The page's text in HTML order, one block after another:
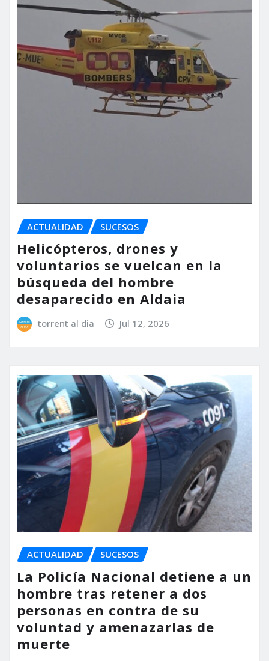
ACTUALIDAD SUCESOS
Helicópteros, drones y
voluntarios se vuelcan en la
búsqueda del hombre
desaparecido en Aldaia
torrent al dia Jul 12, 2026
ACTUALIDAD SUCESOS
La Policía Nacional detiene a un
hombre tras retener a dos
personas en contra de su
voluntad y amenazarlas de
muerte